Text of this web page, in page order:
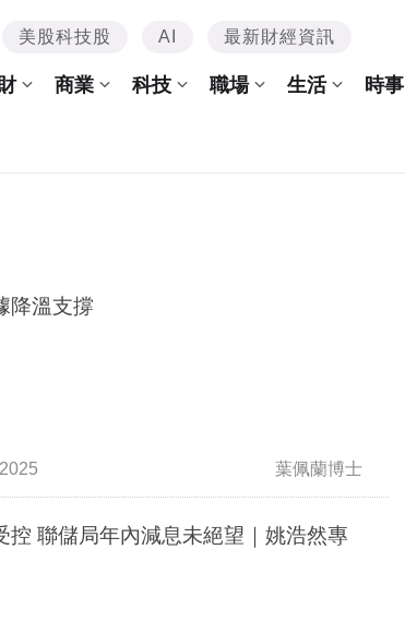
美股科技股 AI 最新財經資訊
商業 科技 職場 生活 時事
降溫支撐
葉佩蘭博士
控 聯儲局年內減息未絕望｜姚浩然專